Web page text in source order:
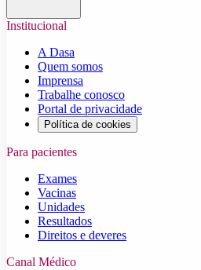
Institucional
A Dasa
Quem somos
Imprensa
Trabalhe conosco
Portal de privacidade
Política de cookies
Para pacientes
Exames
Vacinas
Unidades
Resultados
Direitos e deveres
Canal Médico